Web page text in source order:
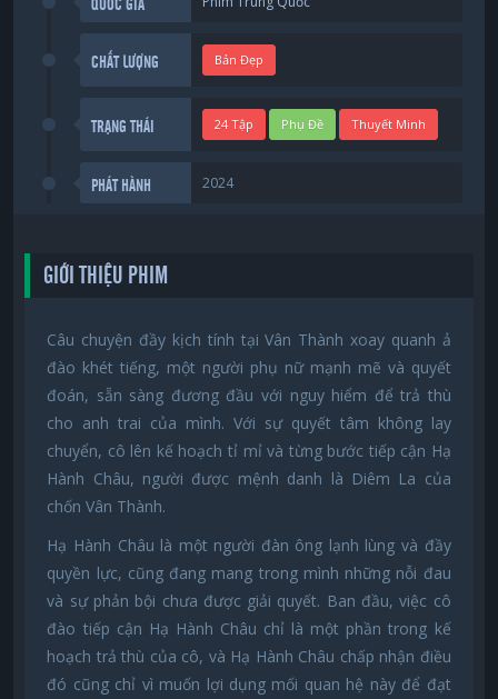
QUỐC GIA
CHẤT LƯỢNG Bản Đẹp
TRẠNG THÁI 24 Tập Phụ Đề Thuyết Minh
PHÁT HÀNH 2024
GIỚI THIỆU PHIM
Câu chuyện đầy kịch tính tại Vân Thành xoay quanh ả
đào khét tiếng, một người phụ nữ mạnh mẽ và quyết
đoán, sẵn sàng đương đầu với nguy hiểm để trả thù
cho anh trai của mình. Với sự quyết tâm không lay
chuyển, cô lên kế hoạch tỉ mỉ và từng bước tiếp cận Hạ
Hành Châu, người được mệnh danh là Diêm La của
chốn Vân Thành.
Hạ Hành Châu là một người đàn ông lạnh lùng và đầy
quyền lực, cũng đang mang trong mình những nỗi đau
và sự phản bội chưa được giải quyết. Ban đầu, việc cô
đào tiếp cận Hạ Hành Châu chỉ là một phần trong kế
hoạch trả thù của cô, và Hạ Hành Châu chấp nhận điều
đó cũng chỉ vì muốn lợi dụng mối quan hệ này để đạt